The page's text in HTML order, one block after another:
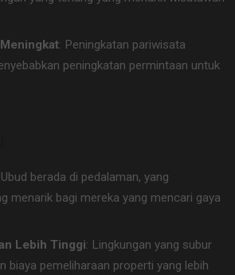
: Peningkatan pariwisata
peningkatan permintaan untuk
Ubud berada di pedalaman, yang
menarik bagi mereka yang mencari gaya
Lebih Tinggi: Lingkungan yang subur
biaya pemeliharaan properti yang lebih